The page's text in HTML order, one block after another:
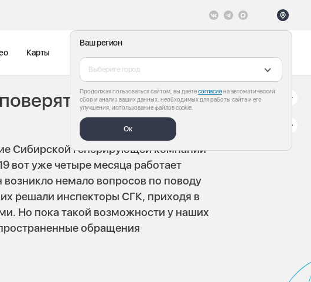
Ваш регион
Выберите город
Продолжая пользоваться сайтом, вы даётесогласиена автоматический
сбор и анализ ваших данных, необходимых для работы сайта и его
улучшения, использование файлов cookie.
Ок
Карты
счетчик в
Сибирской генерирующей компании
вот уже четыре месяца работает
немало вопросов по поводу
решали инспекторы СГК, приходя в
Но пока такой возможности у наших
обращения